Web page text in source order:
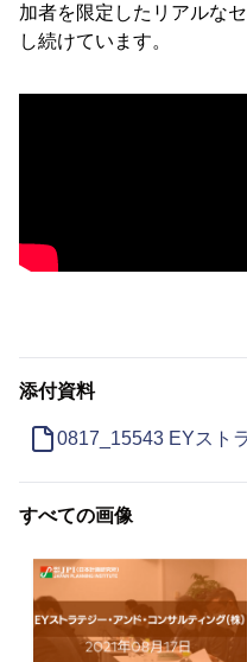
加者を限定したリアルな
し続けています。
添付資料
0817_15543 EYスト
すべての画像